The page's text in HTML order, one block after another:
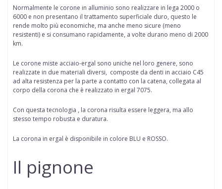
Normalmente le corone in alluminio sono realizzare in lega 2000 o
6000 e non presentano il trattamento superficiale duro, questo le
rende molto più economiche, ma anche meno sicure (meno
resistenti) e si consumano rapidamente, a volte durano meno di 2000
km.
Le corone miste acciaio-ergal sono uniche nel loro genere, sono
realizzate in due materiali diversi, composte da denti in acciaio C45
ad alta resistenza per la parte a contatto con la catena, collegata al
corpo della corona che è realizzato in ergal 7075.
Con questa tecnologia , la corona risulta essere leggera, ma allo
stesso tempo robusta e duratura.
La corona in ergal è disponibile in colore BLU e ROSSO.
Il pignone